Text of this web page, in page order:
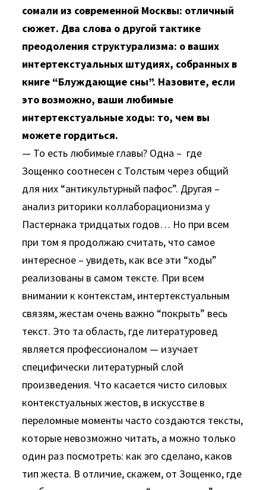
сомали из современной Москвы: отличный
сюжет. Два слова о другой тактике
преодоления структурализма: о ваших
интертекстуальных штудиях, собранных в
книге “Блуждающие сны”. Назовите, если
это возможно, ваши любимые
интертекстуальные ходы: то, чем вы
можете гордиться.
— То есть любимые главы? Одна – где
Зощенко соотнесен с Толстым через общий
для них “антикультурный пафос”. Другая –
анализ риторики коллаборационизма у
Пастернака тридцатых годов… Но при всем
при том я продолжаю считать, что самое
интересное – увидеть, как все эти “ходы”
реализованы в самом тексте. При всем
внимании к контекстам, интертекстуальным
связям, жестам очень важно “покрыть” весь
текст. Это та область, где литературовед
является профессионалом — изучает
специфически литературный слой
произведения. Что касается чисто силовых
контекстуальных жестов, в искусстве в
переломные моменты часто создаются тексты,
которые невозможно читать, а можно только
один раз посмотреть: как эго сделано, каков
тип жеста. В отличие, скажем, от Зощенко, где